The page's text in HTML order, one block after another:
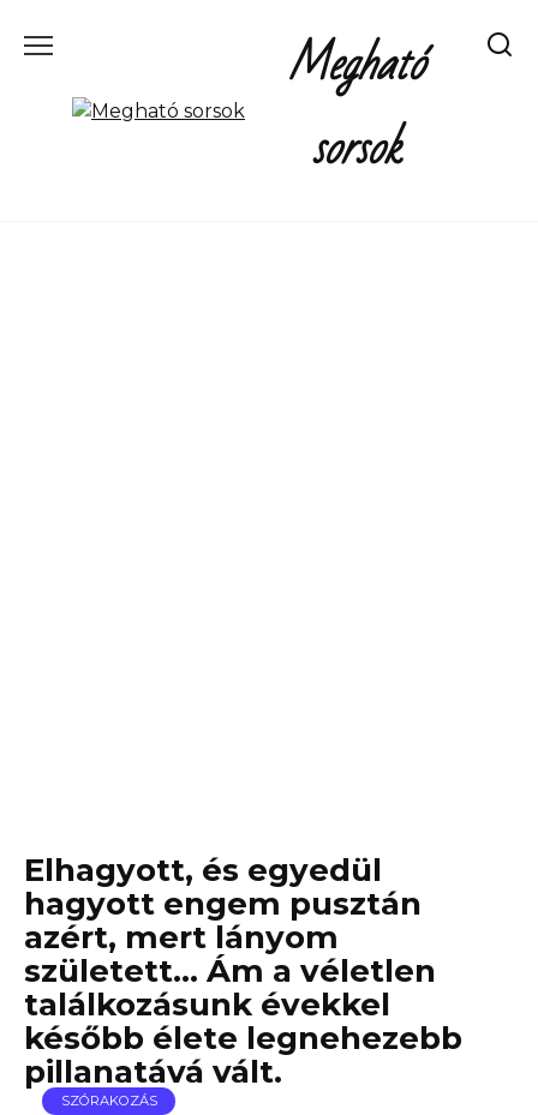
Megható
sorsok
Elhagyott, és egyedül
hagyott engem pusztán
azért, mert lányom
született… Ám a véletlen
találkozásunk évekkel
később élete legnehezebb
pillanatává vált.
SZÓRAKOZÁS